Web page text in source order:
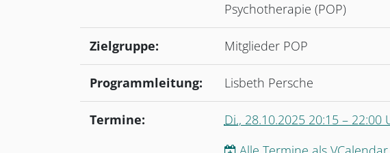
Psychotherapie (POP)
Zielgruppe: Mitglieder POP
Programmleitung: Lisbeth Persche
Termine: Di., 28.10.2025 20:15 – 22:00